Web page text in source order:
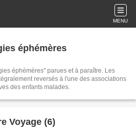
MENU
éphémères
éphémères" parues et à paraître. Les
reversés à l'une des associations
des enfants malades.
Voyage (6)